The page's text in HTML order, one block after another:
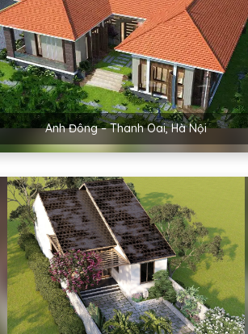
Anh Đông – Thanh Oai, Hà Nội